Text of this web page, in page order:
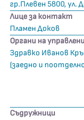
гр.Плевен 5800,
Лице за контакт
Пламен Доков
Органи на
Здравко Иванов
(заедно и
Съдружници